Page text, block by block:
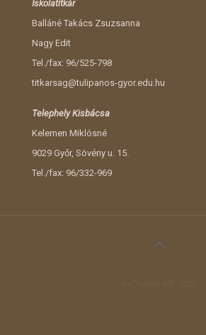
Iskolatitkár
Balláné Takács Zsuzsanna
Nagy Edit
Tel./fax: 96/525-798
titkarsag@tulipanos-gyor.edu.hu
Telephely Kisbácsa
Kelemen Miklósné
9029 Győr, Sövény u. 15.
Tel./fax: 96/332-969